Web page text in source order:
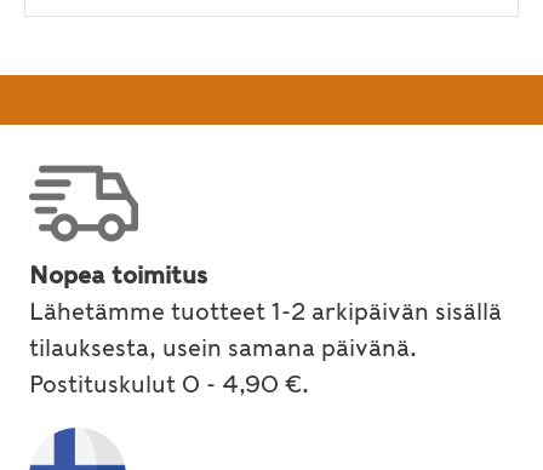
Nopea toimitus
Lähetämme tuotteet 1-2 arkipäivän sisällä
tilauksesta, usein samana päivänä.
Postituskulut 0 - 4,90 €.